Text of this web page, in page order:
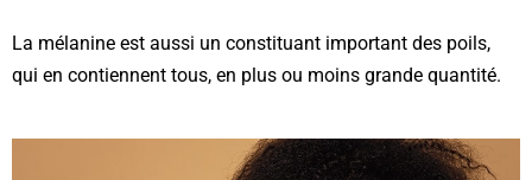
La mélanine est aussi un constituant important des poils,
qui en contiennent tous, en plus ou moins grande quantité.